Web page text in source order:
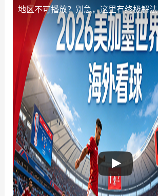
地区不可播放？别急，这里有终极解法